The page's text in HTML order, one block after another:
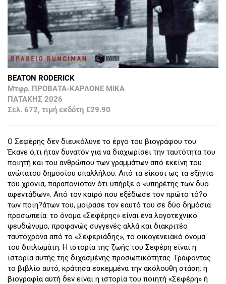
BEATON RODERICK
Μτφρ. ΠΡΟΒΑΤΑ-ΚΑΡΛΟΝΕ ΜΙΚΑ
ΠΑΤΑΚΗΣ 2026
Σελ. 672, τιμή εκδότη €29.90
Ο Σεφέρης δεν διευκόλυνε το έργο του βιογράφου του.
Έκανε ό,τι ήταν δυνατόν για να διαχωρίσει την ταυτότητα του
ποιητή και του ανθρώπου των γραμμάτων από εκείνη του
ανώτατου δημοσίου υπαλλήλου. Από τα είκοσι ως τα εξήντα
του χρόνια, παραπονιόταν ότι υπήρξε ο «υπηρέτης των δυο
αφεντάδων». Από τον καιρό που εξέδωσε τον πρώτο τό?ο
των ποιη?άτων του, μοίρασε τον εαυτό του σε δύο δημόσια
προσωπεία: το όνομα «Σεφέρης» είναι ένα λογοτεχνικό
ψευδώνυμο, προφανώς συγγενές αλλά και διακριτέο
ταυτόχρονα από το «Σεφεριάδης», το οικογενειακό όνομα
του διπλωμάτη. Η ιστορία της ζωής του Σεφέρη είναι η
ιστορία αυτής της διχασμένης προσωπικότητας. Γράφοντας
το βιβλίο αυτό, κράτησα εσκεμμένα την ακόλουθη στάση: η
βιογραφία αυτή δεν είναι η ιστορία του ποιητή «Σεφέρη» ή